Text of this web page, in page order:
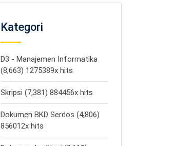
Kategori
D3 - Manajemen Informatika
(8,663) 1275389x hits
Skripsi (7,381) 884456x hits
Dokumen BKD Serdos (4,806)
856012x hits